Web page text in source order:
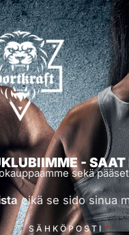
-
sekä
eikä se sido sinua
SÄHKÖPOSTI *